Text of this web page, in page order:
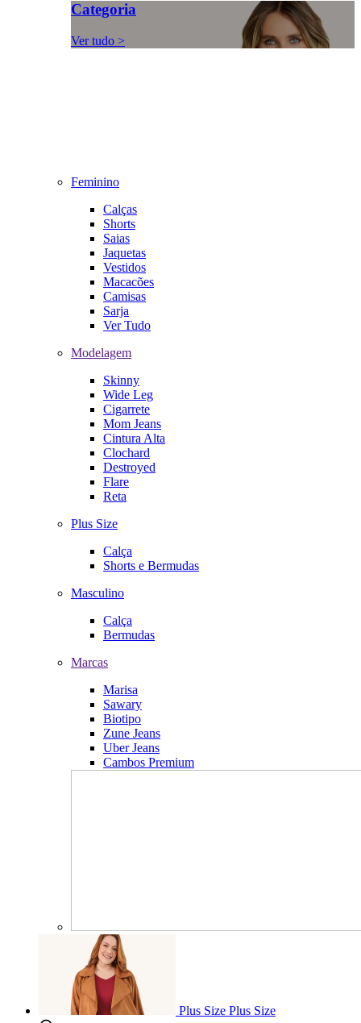
Categoria
Ver tudo >
Feminino
Calças
Shorts
Saias
Jaquetas
Vestidos
Macacões
Camisas
Sarja
Ver Tudo
Modelagem
Skinny
Wide Leg
Cigarrete
Mom Jeans
Cintura Alta
Clochard
Destroyed
Flare
Reta
Plus Size
Calça
Shorts e Bermudas
Masculino
Calça
Bermudas
Marcas
Marisa
Sawary
Biotipo
Zune Jeans
Uber Jeans
Cambos Premium
Plus Size Plus Size